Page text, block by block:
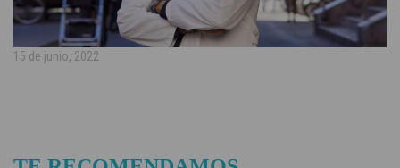
15 de junio, 2022